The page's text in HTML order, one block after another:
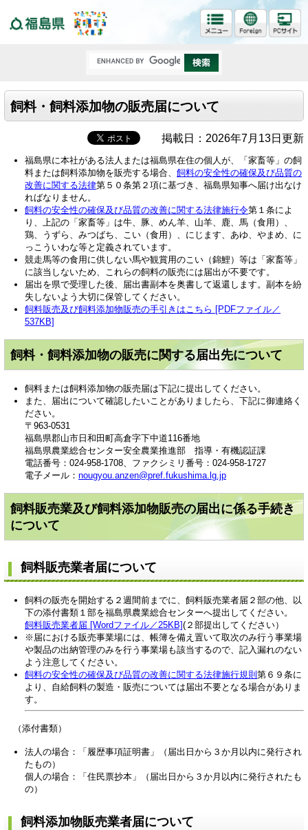
飼料・飼料添加物の販売届について
掲載日：2026年7月13日更新
福島県に本社がある法人または福島県在住の個人が、「家畜等」の飼
料または飼料添加物を販売する場合、 飼料の安全性の確保及び品質の
改善に関する法律第５０条第２項に基づき、福島県知事へ届け出なけ
ればなりません。
飼料の安全性の確保及び品質の改善に関する法律施行令第１条によ
り、上記の「家畜等」は牛、豚、めん羊、山羊、鹿、馬（食用）、
鶏、うずら、みつばち、こい（食用）、にじます、あゆ、やまめ、に
っこういわな等と定義されています。
競走馬等の食用に供しない馬や観賞用のこい（錦鯉）等は「家畜等」
に該当しないため、これらの飼料の販売には届出が不要です。
届出を県で受理した後、届出書副本を奥書して返還します。副本を紛
失しないよう大切に保管してください。
飼料販売及び飼料添加物販売の手引きはこちら [PDFファイル／
537KB]
飼料・飼料添加物の販売に関する届出先について
飼料または飼料添加物の販売届は下記に提出してください。
また、届出について確認したいことがありましたら、下記に御連絡く
ださい。
〒963-0531
福島県郡山市日和田町高倉字下中道116番地
福島県農業総合センター安全農業推進部 指導・有機認証課
電話番号：024-958-1708、ファクシミリ番号：024-958-1727
電子メール： nougyou.anzen@pref.fukushima.lg.jp
飼料販売業及び飼料添加物販売の届出に係る手続き
について
飼料販売業者届について
飼料の販売を開始する２週間前までに、飼料販売業者届２部の他、以
下の添付書類１部を福島県農業総合センターへ提出してください。
飼料販売業者届 [Wordファイル／25KB](２部提出してください）
※届における販売事業場には、帳簿を備え置いて取次のみ行う事業場
や製品の出納管理のみを行う事業場も該当するので、記入漏れのない
よう注意してください。
飼料の安全性の確保及び品質の改善に関する法律施行規則 第６９条に
より、自給飼料の製造・販売については届出不要となる場合がありま
す。
（添付書類）
法人の場合：「履歴事項証明書」（届出日から３か月以内に発行され
たもの）
個人の場合：「住民票抄本」（届出日から３か月以内に発行されたも
の）
飼料添加物販売業者届について